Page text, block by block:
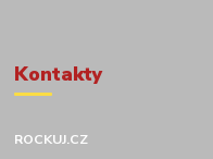
Kontakty
ROCKUJ.CZ